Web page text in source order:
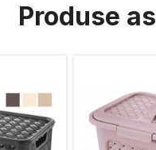
Produse